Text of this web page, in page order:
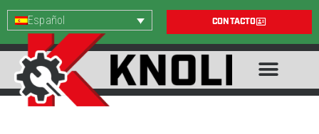
Español CONTACTO